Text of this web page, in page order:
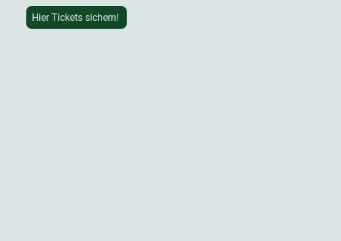
Hier Tickets sichern!